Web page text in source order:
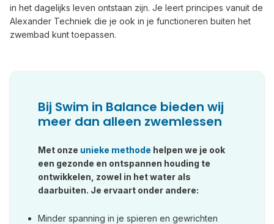
in het dagelijks leven ontstaan zijn. Je leert principes vanuit de
Alexander Techniek die je ook in je functioneren buiten het
zwembad kunt toepassen.
Bij Swim in Balance bieden wij
meer dan alleen zwemlessen
Met onze unieke methode helpen we je ook
een gezonde en ontspannen houding te
ontwikkelen, zowel in het water als
daarbuiten. Je ervaart onder andere:
Minder spanning in je spieren en gewrichten